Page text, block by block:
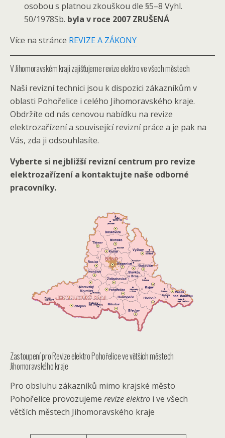
osobou s platnou zkouškou dle §5–8 Vyhl.
50/1978Sb. byla v roce 2007 ZRUŠENÁ
Více na stránce REVIZE A ZÁKONY
V Jihomoravském kraji zajišťujeme revize elektro ve všech městech
Naši revizní technici jsou k dispozici zákazníkům v
oblasti Pohořelice i celého Jihomoravského kraje.
Obdržíte od nás cenovou nabídku na revize
elektrozařízení a související revizní práce a je pak na
Vás, zda ji odsouhlasíte.
Vyberte si nejbližší revizní centrum pro revize
elektrozařízení a kontaktujte naše odborné
pracovníky.
Zastoupení pro Revize elektro Pohořelice ve větších městech
Jihomoravského kraje
Pro obsluhu zákazníků mimo krajské město
Pohořelice provozujeme revize elektro i ve všech
větších městech Jihomoravského kraje